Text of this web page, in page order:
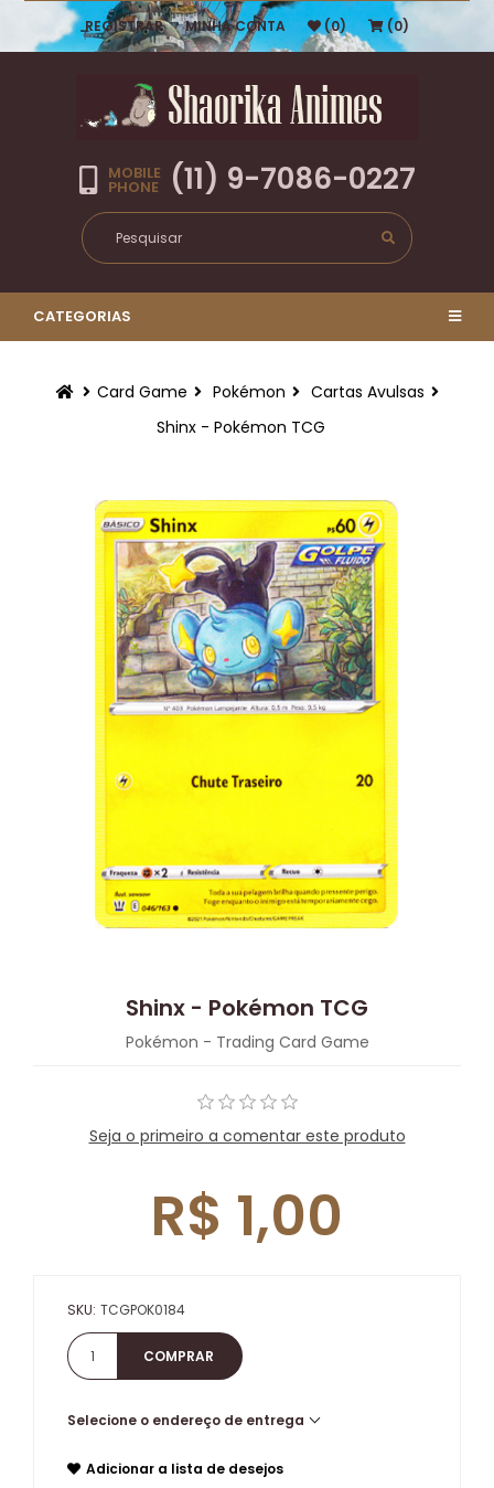
REGISTRAR MINHA CONTA (0) (0)
MOBILE
PHONE (11) 9-7086-0227
CATEGORIAS
Card Game Pokémon
Cartas Avulsas
Shinx - Pokémon TCG
Shinx - Pokémon TCG
Pokémon - Trading Card Game
Seja o primeiro a comentar este produto
R$ 1,00
SKU: TCGPOK0184
Selecione o endereço de entrega
Adicionar a lista de desejos